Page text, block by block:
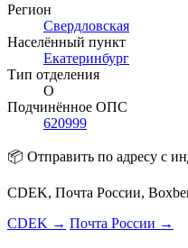
Регион
Свердловская
Населённый пункт
Екатеринбург
Тип отделения
О
Подчинённое ОПС
620999
📦 Отправить по адресу с
CDEK, Почта России,
CDEK → Почта России →